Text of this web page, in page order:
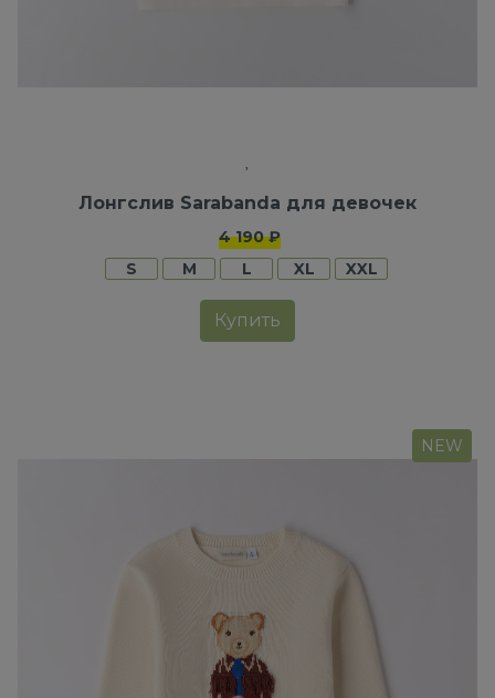
Лонгслив Sarabanda для девочек
4 190 ₽
S
M L XL XXL
Купить
NEW